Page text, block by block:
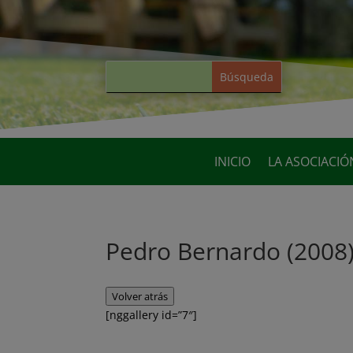
INICIO LA
Pedro Bernardo (2008)
Volver atrás
[nggallery id=”7″]